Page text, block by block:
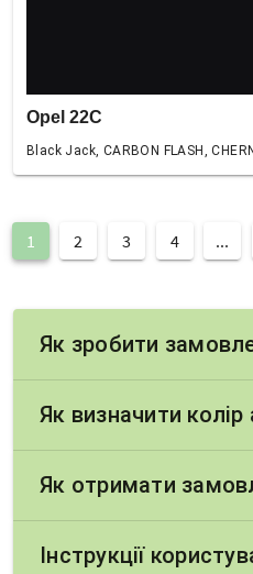
Opel 22C
Black Jack, CARBON FLASH,
1 2 3 4 ...
Як зробити
Як визначити
Як отримати
Інструкції